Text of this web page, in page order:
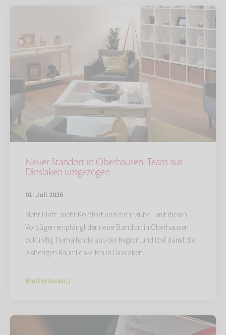
Neuer Standort in Oberhausen: Team aus
Dinslaken umgezogen
01. Juli 2026
Mehr Platz, mehr Komfort und mehr Ruhe – mit diesen
Vorzügen empfängt der neue Standort in Oberhausen
zukünftig Tierhaltende aus der Region und löst damit die
bisherigen Räumlichkeiten in Dinslaken…
Weiterlesen